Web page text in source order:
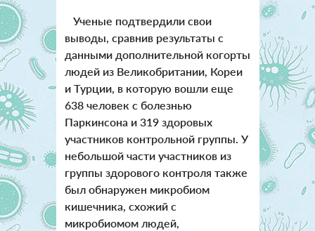
Ученые подтвердили свои
выводы, сравнив результаты с
данными дополнительной когорты
людей из Великобритании, Кореи
и Турции, в которую вошли еще
638 человек с болезнью
Паркинсона и 319 здоровых
участников контрольной группы. У
небольшой части участников из
группы здорового контроля также
был обнаружен микробиом
кишечника, схожий с
микробиомом людей,